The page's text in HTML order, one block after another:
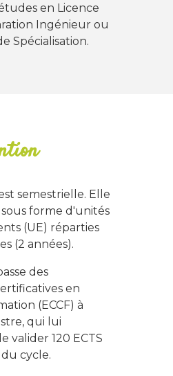
en Licence
Ingénieur ou
Spécialisation.
semestrielle. Elle
forme d'unités
(UE) réparties
(2 années).
des
en
(ECCF) à
qui lui
valider 120 ECTS
cycle.